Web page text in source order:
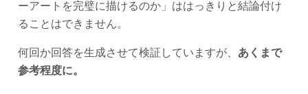
ーアートを完璧に描けるのか」ははっきりと結論付け
ることはできません。
何回か回答を生成させて検証していますが、 あくまで
参考程度に。